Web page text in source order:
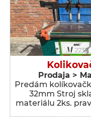
Prodaja >
Predám
32mm Stroj
materiálu 2ks.